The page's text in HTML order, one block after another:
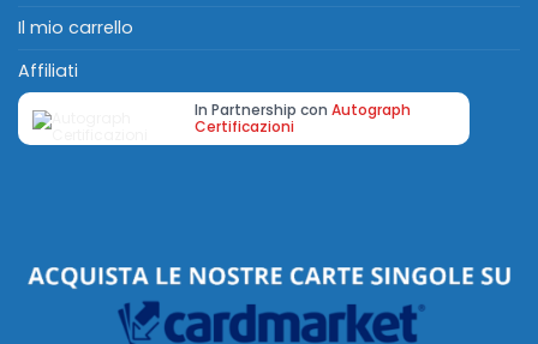
Il mio carrello
Affiliati
In Partnership con Autograph
Certificazioni